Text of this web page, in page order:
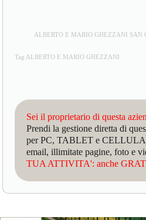
ALBERTO E MARIO GHEZZANI
Tag ALBERTO E MARIO GHEZZANI
Sei il proprietario di questa
Prendi la gestione diretta di
per PC, TABLET e
email, illimitate pagine, foto e
TUA ATTIVITA': anche